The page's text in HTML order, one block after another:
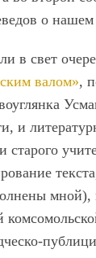
о нашем
в свет
валом»,
и
старого
мной),